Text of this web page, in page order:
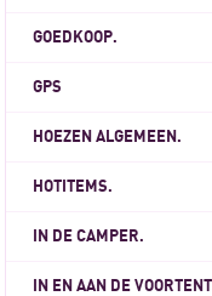
GOEDKOOP.
GPS
HOEZEN ALGEMEEN.
HOTITEMS.
IN DE CAMPER.
IN EN AAN DE